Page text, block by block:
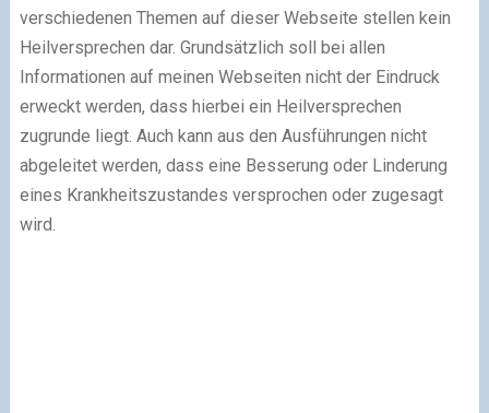
verschiedenen Themen auf dieser Webseite stellen kein
Heilversprechen dar. Grundsätzlich soll bei allen
Informationen auf meinen Webseiten nicht der Eindruck
erweckt werden, dass hierbei ein Heilversprechen
zugrunde liegt. Auch kann aus den Ausführungen nicht
abgeleitet werden, dass eine Besserung oder Linderung
eines Krankheitszustandes versprochen oder zugesagt
wird.